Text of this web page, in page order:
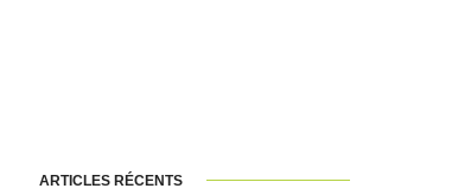
ARTICLES RÉCENTS